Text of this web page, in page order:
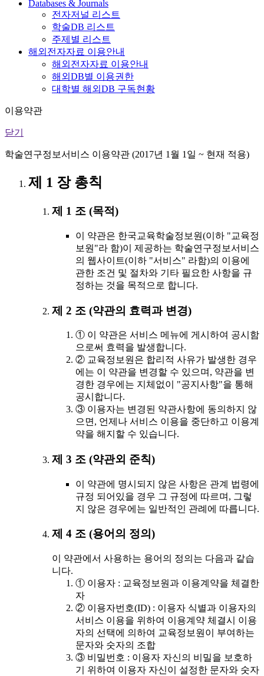
Databases & Journals
전자저널 리스트
학술DB 리스트
주제별 리스트
해외전자자료 이용안내
해외전자자료 이용안내
해외DB별 이용권한
대학별 해외DB 구독현황
이용약관
닫기
학술연구정보서비스 이용약관 (2017년 1월 1일 ~ 현재 적용)
제 1 장 총칙
제 1 조 (목적)
이 약관은 한국교육학술정보원(이하 "교육정
보원"라 함)이 제공하는 학술연구정보서비스
의 웹사이트(이하 "서비스" 라함)의 이용에
관한 조건 및 절차와 기타 필요한 사항을 규
정하는 것을 목적으로 합니다.
제 2 조 (약관의 효력과 변경)
① 이 약관은 서비스 메뉴에 게시하여 공시함
으로써 효력을 발생합니다.
② 교육정보원은 합리적 사유가 발생한 경우
에는 이 약관을 변경할 수 있으며, 약관을 변
경한 경우에는 지체없이 "공지사항"을 통해
공시합니다.
③ 이용자는 변경된 약관사항에 동의하지 않
으면, 언제나 서비스 이용을 중단하고 이용계
약을 해지할 수 있습니다.
제 3 조 (약관외 준칙)
이 약관에 명시되지 않은 사항은 관계 법령에
규정 되어있을 경우 그 규정에 따르며, 그렇
지 않은 경우에는 일반적인 관례에 따릅니다.
제 4 조 (용어의 정의)
이 약관에서 사용하는 용어의 정의는 다음과 같습
니다.
① 이용자 : 교육정보원과 이용계약을 체결한
자
② 이용자번호(ID) : 이용자 식별과 이용자의
서비스 이용을 위하여 이용계약 체결시 이용
자의 선택에 의하여 교육정보원이 부여하는
문자와 숫자의 조합
③ 비밀번호 : 이용자 자신의 비밀을 보호하
기 위하여 이용자 자신이 설정한 문자와 숫자